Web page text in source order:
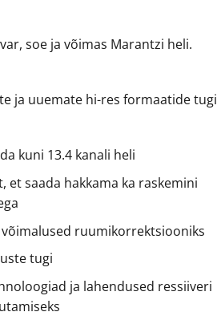
soe ja võimas Marantzi heli.
ja uuemate hi-res formaatide tugi
kuni 13.4 kanali heli
et saada hakkama ka raskemini
ruumikorrektsiooniks
tugi
ja lahendused ressiiveri